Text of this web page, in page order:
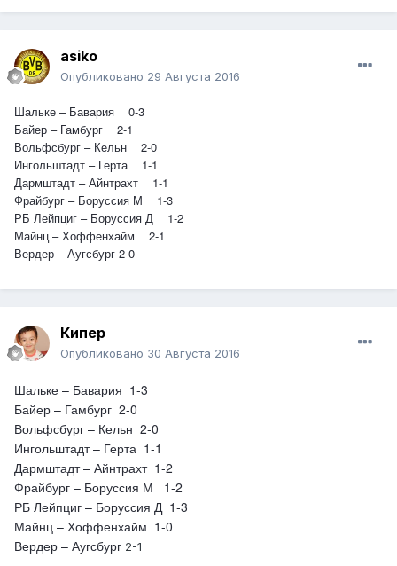
asiko
Опубликовано 29 Августа 2016
Шальке – Бавария 0-3
Байер – Гамбург 2-1
Вольфсбург – Кельн 2-0
Ингольштадт – Герта 1-1
Дармштадт – Айнтрахт 1-1
Фрайбург – Боруссия М 1-3
РБ Лейпциг – Боруссия Д 1-2
Майнц – Хоффенхайм 2-1
Вердер – Аугсбург 2-0
Кипер
Опубликовано 30 Августа 2016
Шальке – Бавария 1-3
Байер – Гамбург 2-0
Вольфсбург – Кельн 2-0
Ингольштадт – Герта 1-1
Дармштадт – Айнтрахт 1-2
Фрайбург – Боруссия М 1-2
РБ Лейпциг – Боруссия Д 1-3
Майнц – Хоффенхайм 1-0
Вердер – Аугсбург 2-1